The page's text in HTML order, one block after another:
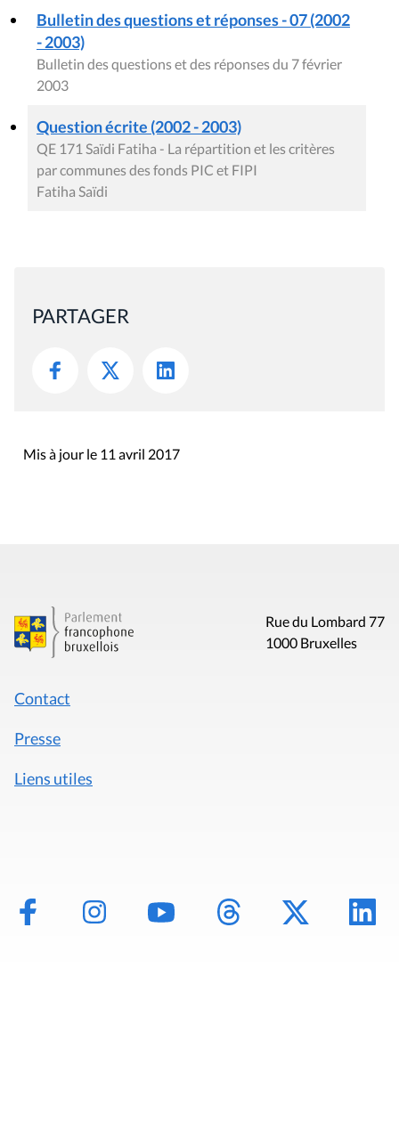
Bulletin des questions et réponses - 07 (2002
- 2003)
Bulletin des questions et des réponses du 7 février
2003
Question écrite (2002 - 2003)
QE 171 Saïdi Fatiha - La répartition et les critères
par communes des fonds PIC et FIPI
Fatiha Saïdi
PARTAGER
Mis à jour le 11 avril 2017
Rue du Lombard 77
1000 Bruxelles
Contact
Presse
Liens utiles